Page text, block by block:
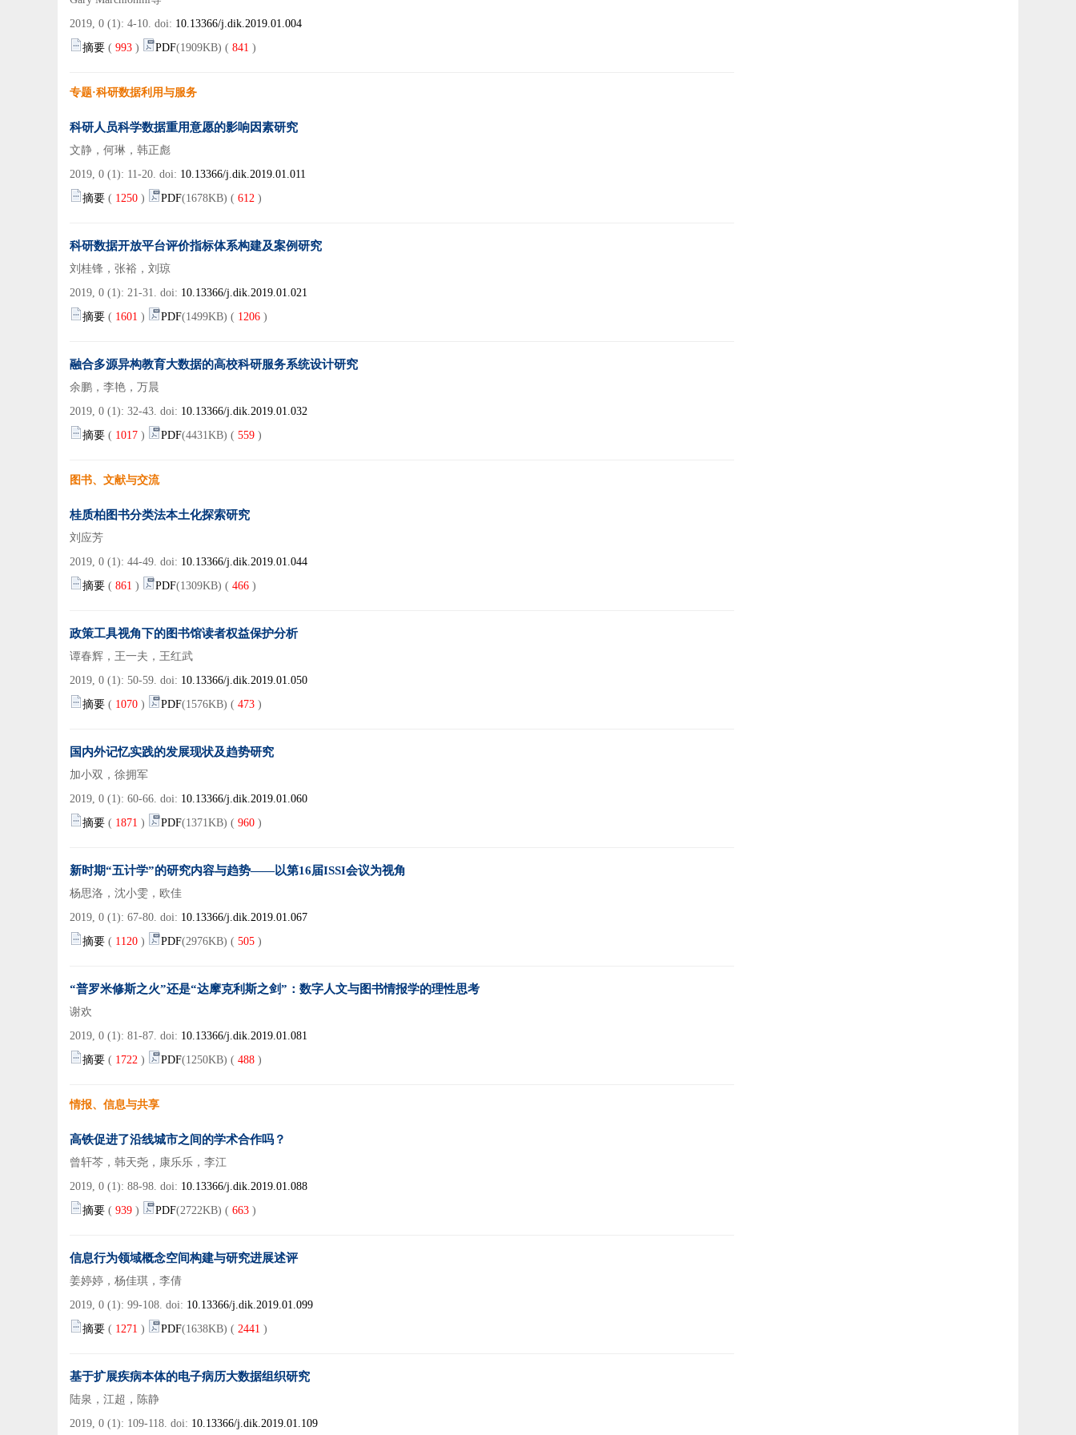
2019, 0 (1): 4-10. doi: 10.13366/j.dik.2019.01.004
摘要 ( 993 ) PDF(1909KB) ( 841 )
专题·科研数据利用与服务
科研人员科学数据重用意愿的影响因素研究
文静，何琳，韩正彪
2019, 0 (1): 11-20. doi: 10.13366/j.dik.2019.01.011
摘要 ( 1250 ) PDF(1678KB) ( 612 )
科研数据开放平台评价指标体系构建及案例研究
刘桂锋，张裕，刘琼
2019, 0 (1): 21-31. doi: 10.13366/j.dik.2019.01.021
摘要 ( 1601 ) PDF(1499KB) ( 1206 )
融合多源异构教育大数据的高校科研服务系统设计研究
余鹏，李艳，万晨
2019, 0 (1): 32-43. doi: 10.13366/j.dik.2019.01.032
摘要 ( 1017 ) PDF(4431KB) ( 559 )
图书、文献与交流
桂质柏图书分类法本土化探索研究
刘应芳
2019, 0 (1): 44-49. doi: 10.13366/j.dik.2019.01.044
摘要 ( 861 ) PDF(1309KB) ( 466 )
政策工具视角下的图书馆读者权益保护分析
谭春辉，王一夫，王红武
2019, 0 (1): 50-59. doi: 10.13366/j.dik.2019.01.050
摘要 ( 1070 ) PDF(1576KB) ( 473 )
国内外记忆实践的发展现状及趋势研究
加小双，徐拥军
2019, 0 (1): 60-66. doi: 10.13366/j.dik.2019.01.060
摘要 ( 1871 ) PDF(1371KB) ( 960 )
新时期“五计学”的研究内容与趋势——以第16届ISSI会议为视角
杨思洛，沈小雯，欧佳
2019, 0 (1): 67-80. doi: 10.13366/j.dik.2019.01.067
摘要 ( 1120 ) PDF(2976KB) ( 505 )
“普罗米修斯之火”还是“达摩克利斯之剑”：数字人文与图书情报学的理性思考
谢欢
2019, 0 (1): 81-87. doi: 10.13366/j.dik.2019.01.081
摘要 ( 1722 ) PDF(1250KB) ( 488 )
情报、信息与共享
高铁促进了沿线城市之间的学术合作吗？
曾轩芩，韩天尧，康乐乐，李江
2019, 0 (1): 88-98. doi: 10.13366/j.dik.2019.01.088
摘要 ( 939 ) PDF(2722KB) ( 663 )
信息行为领域概念空间构建与研究进展述评
姜婷婷，杨佳琪，李倩
2019, 0 (1): 99-108. doi: 10.13366/j.dik.2019.01.099
摘要 ( 1271 ) PDF(1638KB) ( 2441 )
基于扩展疾病本体的电子病历大数据组织研究
陆泉，江超，陈静
2019, 0 (1): 109-118. doi: 10.13366/j.dik.2019.01.109